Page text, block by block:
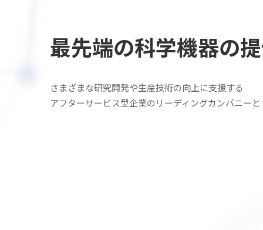
最先端の科学機器の
さまざまな研究開発や生産技術の向上に支援する
アフターサービス型企業の リーディングカンパニー